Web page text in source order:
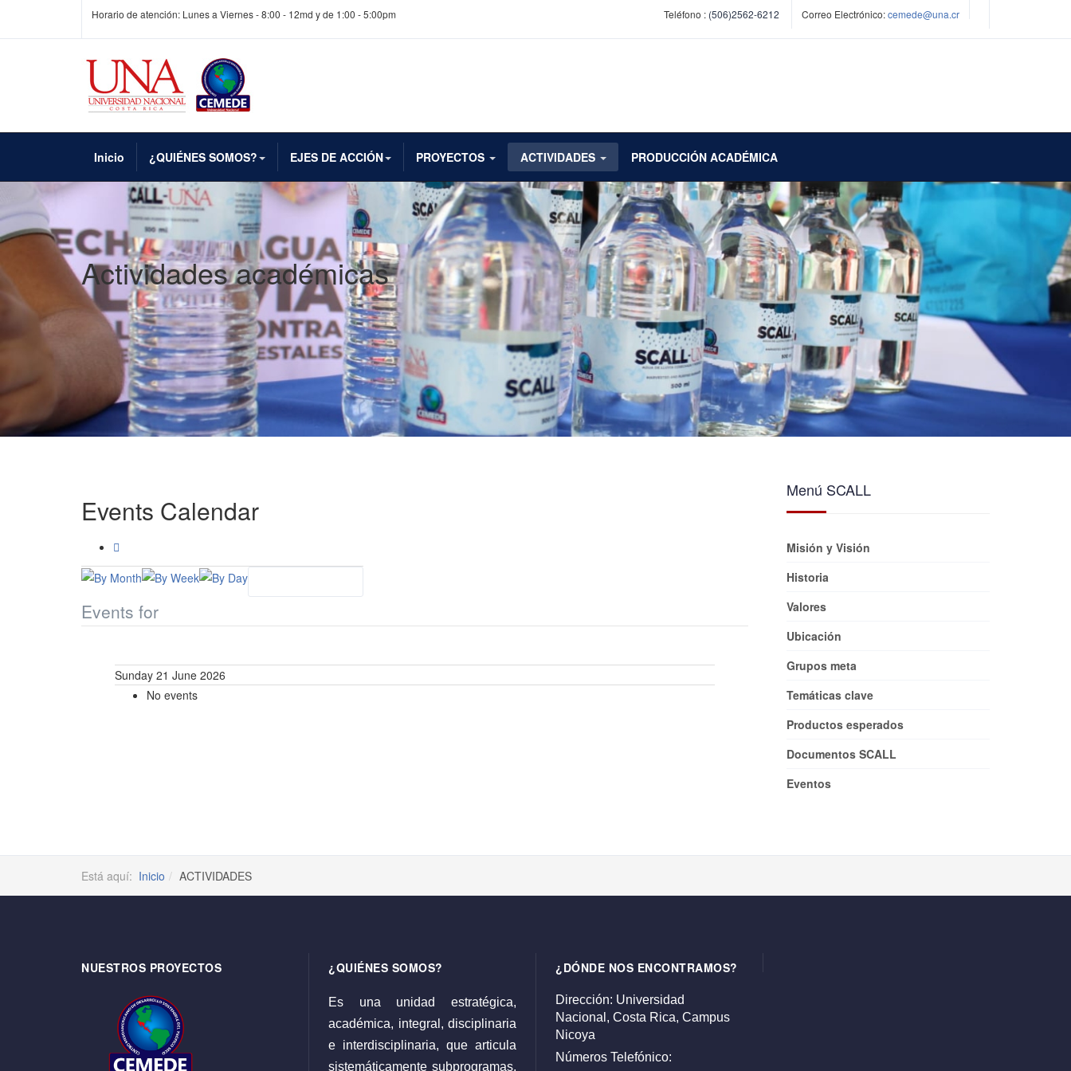
Horario de atención: Lunes a Viernes - 8:00 - 12md y de 1:00 - 5:00pm Teléfono : (506)2562-6212 Correo Electrónico:cemede@una.cr
Inicio ¿QUIÉNES SOMOS? EJES DE ACCIÓN PROYECTOS ACTIVIDADES PRODUCCIÓN ACADÉMICA
Actividades académicas
Events Calendar
Events for
Sunday 21 June 2026
No events
Menú SCALL
Misión y Visión
Historia
Valores
Ubicación
Grupos meta
Temáticas clave
Productos esperados
Documentos SCALL
Eventos
Está aquí: Inicio ACTIVIDADES
NUESTROS PROYECTOS ¿QUIÉNES SOMOS?
Es una unidad estratégica,
académica, integral, disciplinaria
e interdisciplinaria, que articula
sistemáticamente subprogramas,
¿DÓNDE NOS ENCONTRAMOS?
Dirección: Universidad
Nacional, Costa Rica, Campus
Nicoya
Números Telefónico: